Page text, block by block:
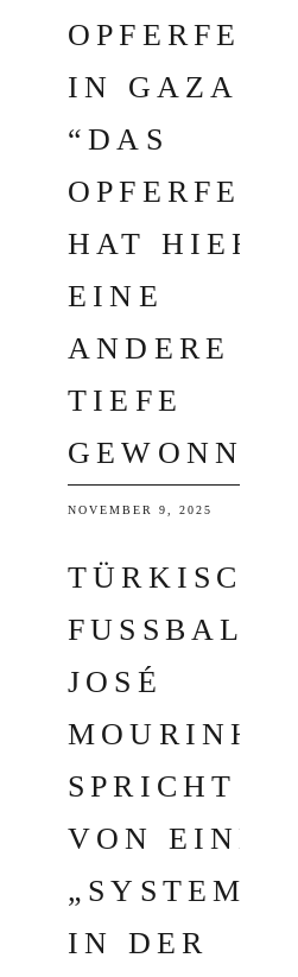
OPFERFEST
IN GAZA:
“DAS
OPFERFEST
HAT HIER
EINE
ANDERE
TIEFE
NOVEMBER 9, 2025
FUSSBALL: J
OSÉ M
OURINHO S
PRICHT V
ON EINEM „
SYSTEM“ I
N DER S